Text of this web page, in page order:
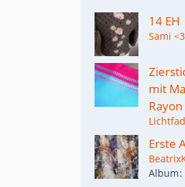
14 EH
Sami <3
mit
Rayon
Erste
Album